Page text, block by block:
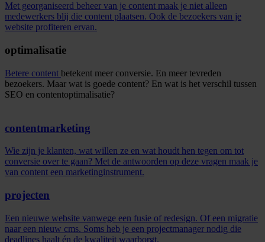
Met georganiseerd beheer van je content maak je niet alleen
medewerkers blij die content plaatsen. Ook de bezoekers van je
website profiteren ervan.
optimalisatie
Betere content betekent meer conversie. En meer tevreden
bezoekers. Maar wat is goede content? En wat is het verschil tussen
SEO en contentoptimalisatie?
contentmarketing
Wie zijn je klanten, wat willen ze en wat houdt hen tegen om tot
conversie over te gaan? Met de antwoorden op deze vragen maak je
van content een marketinginstrument.
projecten
Een nieuwe website vanwege een fusie of redesign. Of een migratie
naar een nieuw cms. Soms heb je een projectmanager nodig die
deadlines haalt én de kwaliteit waarborgt.